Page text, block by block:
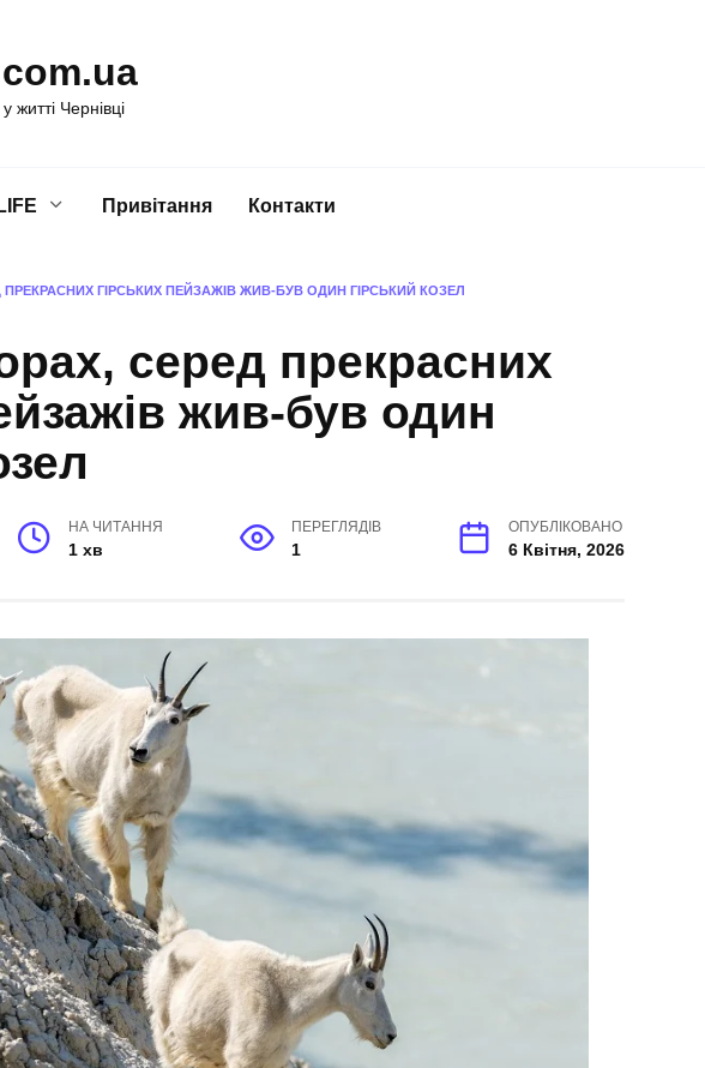
житті Чернівці
LIFE Привітання Контакти
ГІРСЬКИХ ПЕЙЗАЖІВ ЖИВ-БУВ ОДИН ГІРСЬКИЙ КОЗЕЛ
серед прекрасних
жив-був один
НА ЧИТАННЯ
1 хв
ПЕРЕГЛЯДІВ
1
ОПУБЛІКОВАНО
6 Квітня, 2026